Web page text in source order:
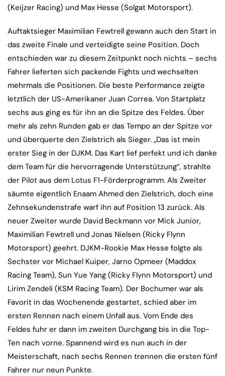
(Keijzer Racing) und Max Hesse (Solgat Motorsport).
Auftaktsieger Maximilian Fewtrell gewann auch den Start in
das zweite Finale und verteidigte seine Position. Doch
entschieden war zu diesem Zeitpunkt noch nichts – sechs
Fahrer lieferten sich packende Fights und wechselten
mehrmals die Positionen. Die beste Performance zeigte
letztlich der US-Amerikaner Juan Correa. Von Startplatz
sechs aus ging es für ihn an die Spitze des Feldes. Über
mehr als zehn Runden gab er das Tempo an der Spitze vor
und überquerte den Zielstrich als Sieger. „Das ist mein
erster Sieg in der DJKM. Das Kart lief perfekt und ich danke
dem Team für die hervorragende Unterstützung“, strahlte
der Pilot aus dem Lotus F1-Förderprogramm. Als Zweiter
säumte eigentlich Enaam Ahmed den Zielstrich, doch eine
Zehnsekundenstrafe warf ihn auf Position 13 zurück. Als
neuer Zweiter wurde David Beckmann vor Mick Junior,
Maximilian Fewtrell und Jonas Nielsen (Ricky Flynn
Motorsport) geehrt. DJKM-Rookie Max Hesse folgte als
Sechster vor Michael Kuiper, Jarno Opmeer (Maddox
Racing Team), Sun Yue Yang (Ricky Flynn Motorsport) und
Lirim Zendeli (KSM Racing Team). Der Bochumer war als
Favorit in das Wochenende gestartet, schied aber im
ersten Rennen nach einem Unfall aus. Vom Ende des
Feldes fuhr er dann im zweiten Durchgang bis in die Top-
Ten nach vorne. Spannend wird es nun auch in der
Meisterschaft, nach sechs Rennen trennen die ersten fünf
Fahrer nur neun Punkte.